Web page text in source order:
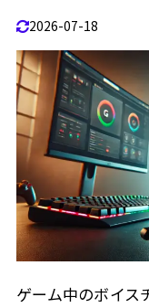
2026-07-18
ゲーム中のボイス
3.1 Q1. ゲオの
トの違いは
3.1.1 Q2.
選べば
3.1.2 Q3.
か？
3.1.3 Q4. ス
選び方
ありま